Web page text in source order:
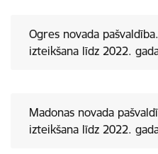
Ogres novada
izteikšana līdz 2022.
Madonas novada
izteikšana līdz 2022.